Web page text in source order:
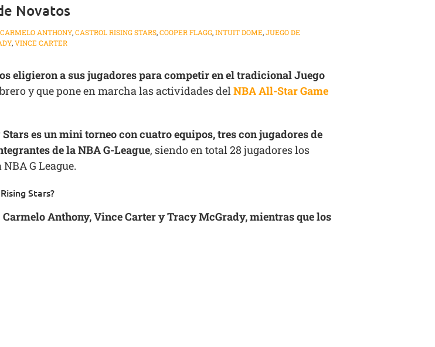
Novatos
CARMELO ANTHONY,CASTROL RISING STARS,COOPER FLAGG,INTUIT DOME,JUEGO DE
,VINCE CARTER
eligieron a sus jugadores para competir en el tradicional Juego
y que pone en marcha las actividades delNBA All-Star Game
es un mini torneo con cuatro equipos, tres con jugadores de
de la NBA G-League, siendo en total 28 jugadores los
G League.
Stars?
Carmelo Anthony, Vince Carter y Tracy McGrady, mientras que los